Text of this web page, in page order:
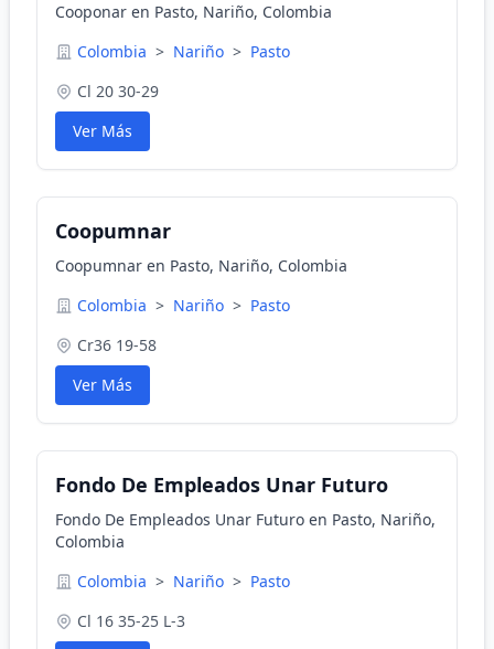
Cooponar en Pasto, Nariño, Colombia
Colombia > Nariño > Pasto
Cl 20 30-29
Ver Más
Coopumnar
Coopumnar en Pasto, Nariño, Colombia
Colombia > Nariño > Pasto
Cr36 19-58
Ver Más
Fondo De Empleados Unar Futuro
Fondo De Empleados Unar Futuro en Pasto, Nariño,
Colombia
Colombia > Nariño > Pasto
Cl 16 35-25 L-3